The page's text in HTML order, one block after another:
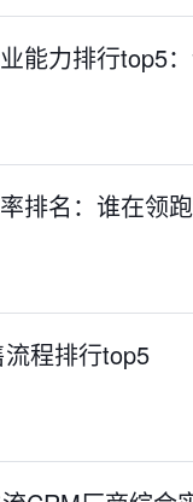
能力排行top5
排名：谁在领
程排行top5